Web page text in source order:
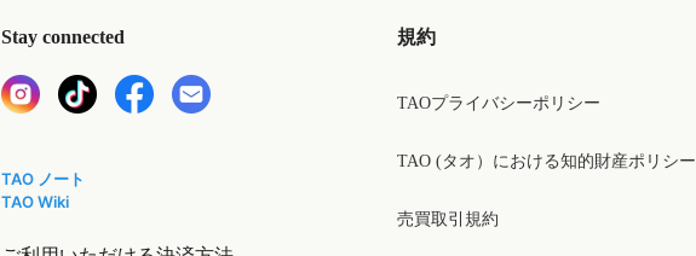
Stay connected
TAO ノート
TAO Wiki
規約
TAOプライバシーポリシー
TAO (タオ）における知的財産ポリシー
売買取引規約